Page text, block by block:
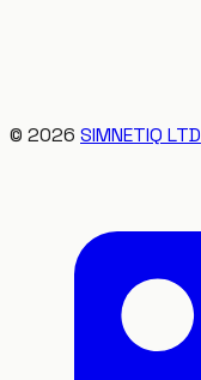
© 2026 SIMNETIQ LTD